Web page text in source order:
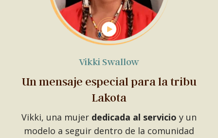
Vikki Swallow
Un mensaje especial para la tribu
Lakota
Vikki, una mujer dedicada al servicio y un
modelo a seguir dentro de la comunidad